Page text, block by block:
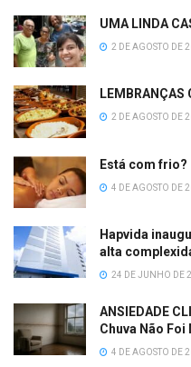
UMA LINDA
2 DE AGOSTO DE
LEMBRANÇAS
2 DE AGOSTO DE
Está com frio?
4 DE AGOSTO DE
Hapvida
alta
24 DE JUNHO DE
ANSIEDADE
Chuva Não
4 DE AGOSTO DE